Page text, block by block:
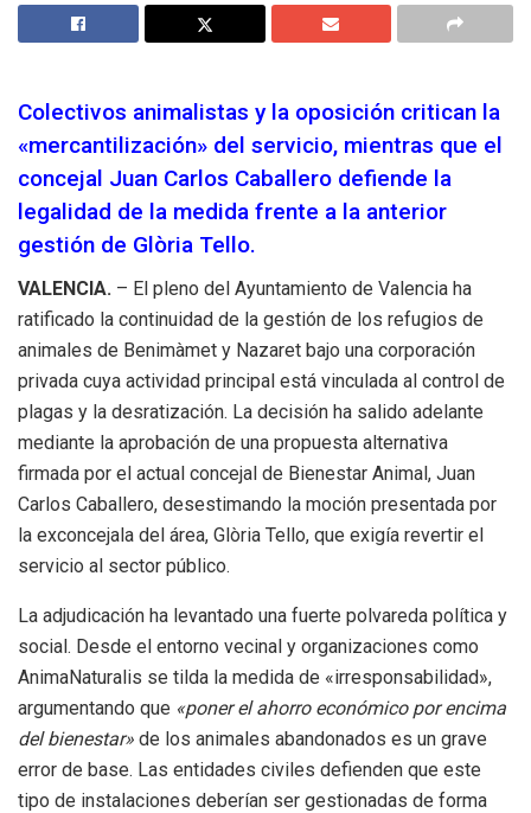
Colectivos animalistas y la oposición critican la
«mercantilización» del servicio, mientras que el
concejal Juan Carlos Caballero defiende la
legalidad de la medida frente a la anterior
gestión de Glòria Tello.
VALENCIA. – El pleno del Ayuntamiento de Valencia ha
ratificado la continuidad de la gestión de los refugios de
animales de Benimàmet y Nazaret bajo una corporación
privada cuya actividad principal está vinculada al control de
plagas y la desratización. La decisión ha salido adelante
mediante la aprobación de una propuesta alternativa
firmada por el actual concejal de Bienestar Animal, Juan
Carlos Caballero, desestimando la moción presentada por
la exconcejala del área, Glòria Tello, que exigía revertir el
servicio al sector público.
La adjudicación ha levantado una fuerte polvareda política y
social. Desde el entorno vecinal y organizaciones como
AnimaNaturalis se tilda la medida de «irresponsabilidad»,
argumentando que «poner el ahorro económico por encima
del bienestar» de los animales abandonados es un grave
error de base. Las entidades civiles defienden que este
tipo de instalaciones deberían ser gestionadas de forma